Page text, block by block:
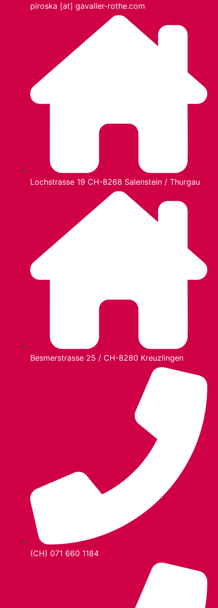
piroska [at] gavaller-rothe.com
Lochstrasse 19 CH-8268 Salenstein / Thurgau
Besmerstrasse 25 / CH-8280 Kreuzlingen
(CH) 071 660 1184